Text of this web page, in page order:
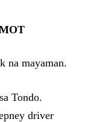
na mayaman.
Tondo.
driver